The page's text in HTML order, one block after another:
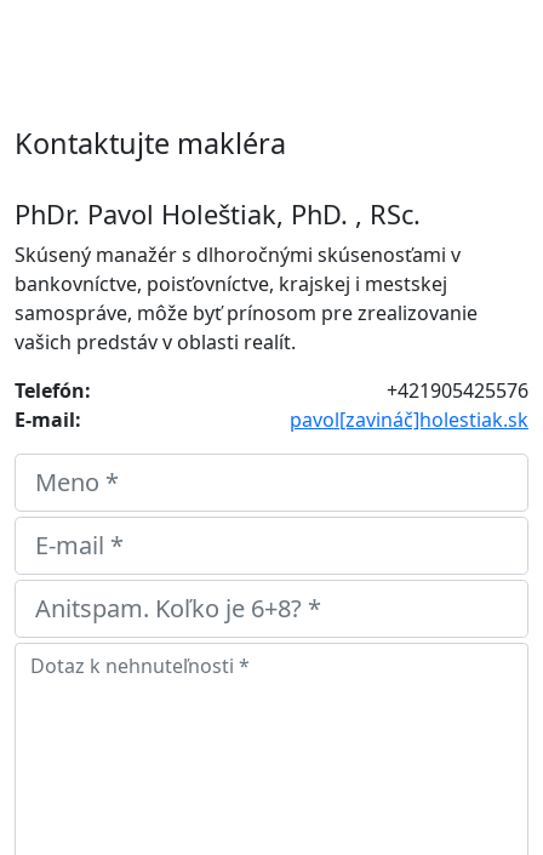
Kontaktujte makléra
PhDr. Pavol Holeštiak, PhD. , RSc.
Skúsený manažér s dlhoročnými skúsenosťami v
bankovníctve, poisťovníctve, krajskej i mestskej
samospráve, môže byť prínosom pre zrealizovanie
vašich predstáv v oblasti realít.
Telefón:
+421905425576
E-mail:
pavol[zavináč]holestiak.sk